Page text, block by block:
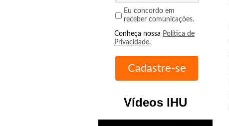
Eu concordo em
receber comunicações.
Conheça nossa Política de
Privacidade.
Vídeos IHU